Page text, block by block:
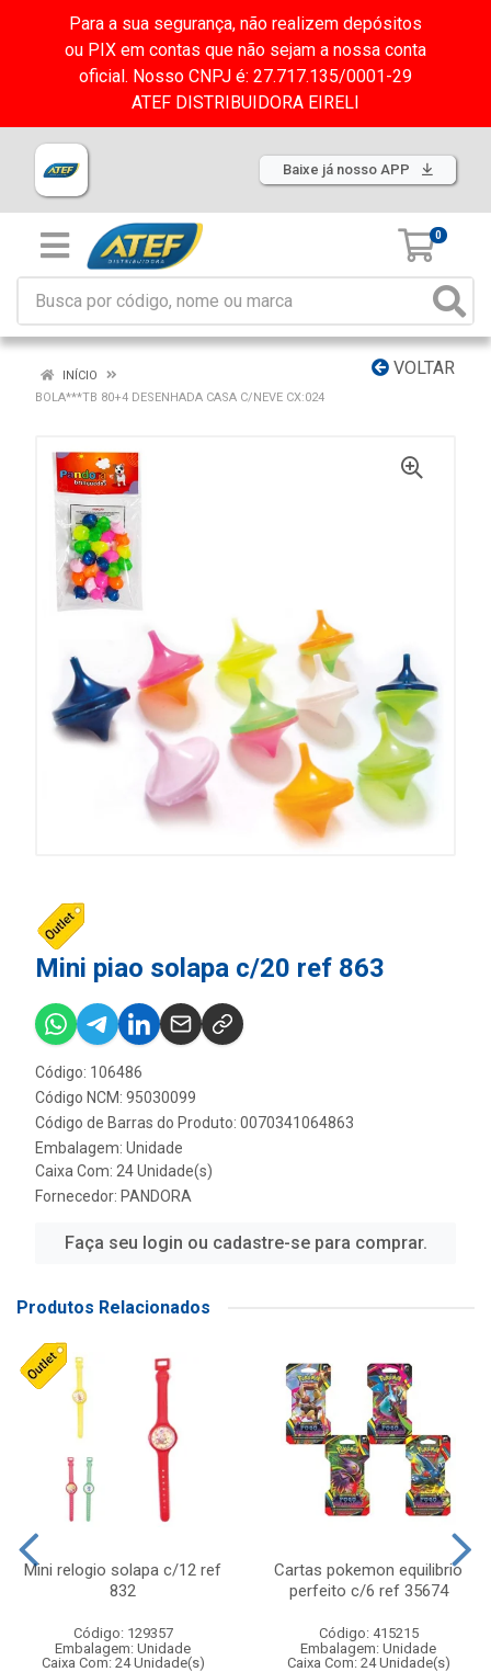
Para a sua segurança, não realizem depósitos
ou PIX em contas que não sejam a nossa conta
oficial. Nosso CNPJ é: 27.717.135/0001-29
ATEF DISTRIBUIDORA EIRELI
Baixe já nosso APP
0
VOLTAR
INÍCIO
BOLA***TB 80+4 DESENHADA CASA C/NEVE CX:024
Mini piao solapa c/20 ref 863
Código: 106486
Código NCM: 95030099
Código de Barras do Produto: 0070341064863
Embalagem: Unidade
Caixa Com: 24 Unidade(s)
Fornecedor: PANDORA
Faça seu login ou cadastre-se para comprar.
Produtos Relacionados
Mini relogio solapa c/12 ref
832
Código: 129357
Embalagem: Unidade
Caixa Com: 24 Unidade(s)
Cartas pokemon equilibrio
perfeito c/6 ref 35674
Código: 415215
Embalagem: Unidade
Caixa Com: 24 Unidade(s)